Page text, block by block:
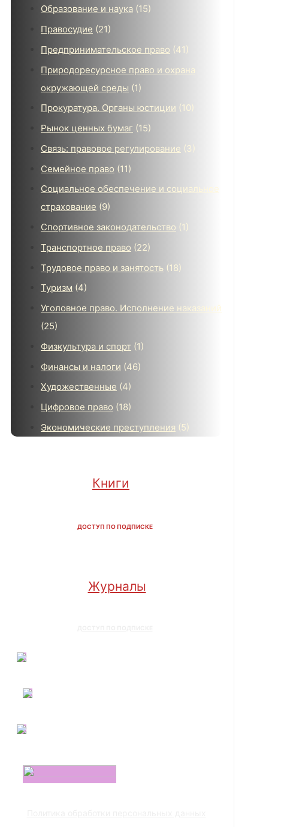
Образование и наука (15)
Правосудие (21)
Предпринимательское право (41)
Природоресурсное право и охрана
окружающей среды (1)
Прокуратура. Органы юстиции (10)
Рынок ценных бумаг (15)
Связь: правовое регулирование (3)
Семейное право (11)
Социальное обеспечение и социальное
страхование (9)
Спортивное законодательство (1)
Транспортное право (22)
Трудовое право и занятость (18)
Туризм (4)
Уголовное право. Исполнение наказаний
(25)
Физкультура и спорт (1)
Финансы и налоги (46)
Художественные (4)
Цифровое право (18)
Экономические преступления (5)
Книги
ДОСТУП ПО ПОДПИСКЕ
Журналы